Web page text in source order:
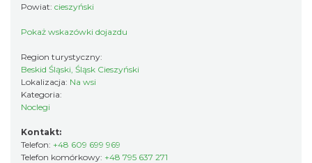
Powiat: cieszyński
Pokaż wskazówki dojazdu
Region turystyczny:
Beskid Śląski, Śląsk Cieszyński
Lokalizacja: Na wsi
Kategoria:
Noclegi
Kontakt:
Telefon: +48 609 699 969
Telefon komórkowy: +48 795 637 271